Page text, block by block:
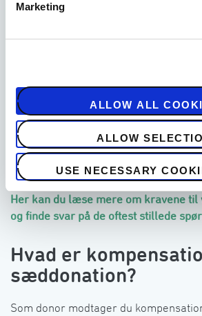
Marketing
ALLOW ALL
ALLOW
USE NECESSARY
󠀰Hvad er kravene for
sæddonor?󠀲󠀣󠀣󠀳
󠀰For at blive sæddonor hos European
opfylde følgende krav: Du være
et godt fysisk og mentalt helbred og
Du skal bestå vores
for infektionssygdomme, en
gennemgang af din families
tilbage.󠀲󠀣󠀤󠀳
󠀰Her kan du læse mere om kravene
og finde svar på de oftest stillede
󠀰Hvad er
sæddonation?󠀲󠀣󠀦󠀳
󠀰Som donor modtager du